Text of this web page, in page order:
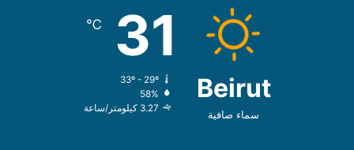
Beirut
سماء صافية
31
℃
33º - 29º
58%
3.27 كيلومتر/ساعة